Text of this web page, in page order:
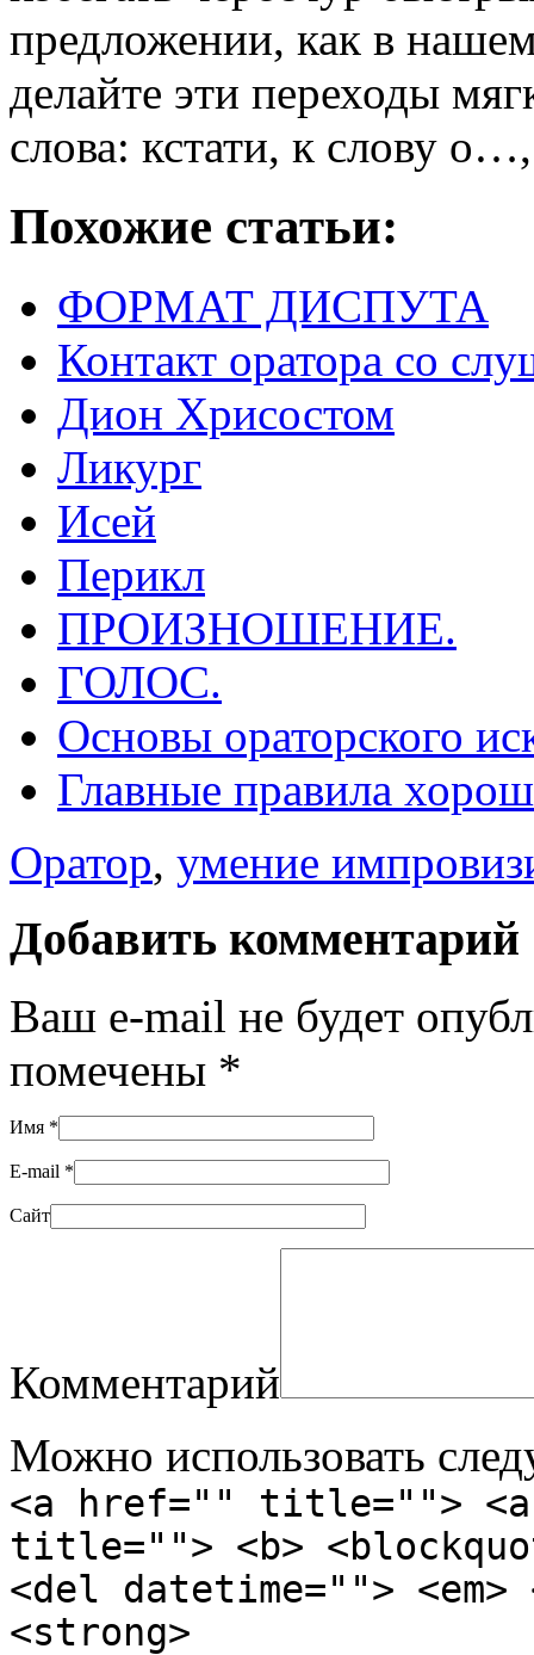
предложении, как в
делайте эти переходы
слова: кстати, к слову
Похожие статьи:
ФОРМАТ ДИСПУТА
Контакт оратора со
Дион Хрисостом
Ликург
Исей
Перикл
ПРОИЗНОШЕНИЕ.
ГОЛОС.
Основы ораторского
Главные правила
Оратор, умение
Добавить комментарий
Ваш e-mail не будет
помечены *
Имя *
E-mail *
Сайт
Комментарий
Можно использовать
<a href="" title="">
title=""> <b>
<del datetime="">
<strong>